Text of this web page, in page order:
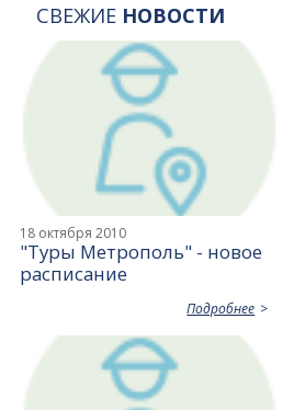
СВЕЖИЕ НОВОСТИ
18 октября 2010
"Туры Метрополь" - новое
расписание
Подробнее